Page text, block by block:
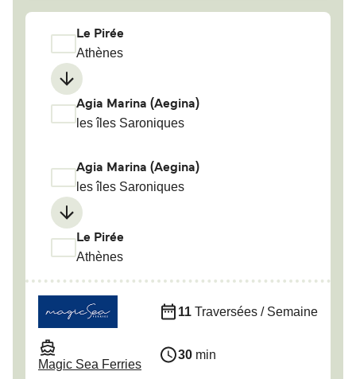
Le Pirée
Athènes
Agia Marina (Aegina)
les îles Saroniques
Agia Marina (Aegina)
les îles Saroniques
Le Pirée
Athènes
Magic Sea Ferries
11 Traversées / Semaine
30 min